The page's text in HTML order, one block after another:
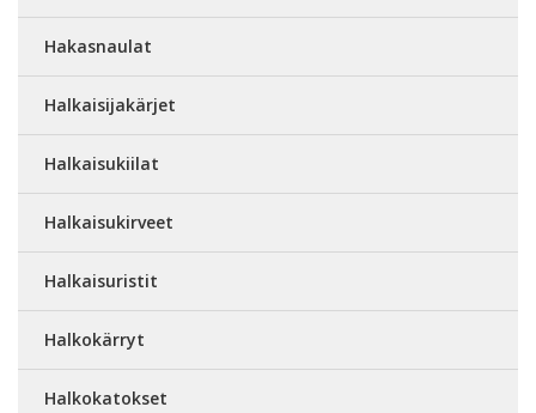
Hakasnaulat
Halkaisijakärjet
Halkaisukiilat
Halkaisukirveet
Halkaisuristit
Halkokärryt
Halkokatokset